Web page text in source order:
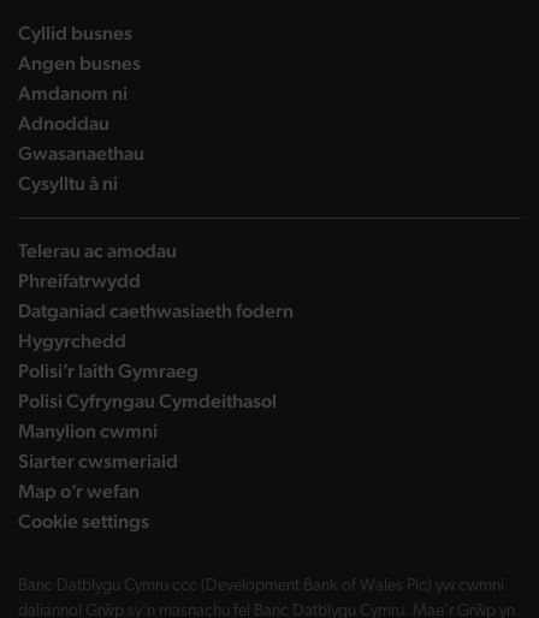
Cyllid busneslanding page
Angen busneslanding page
Amdanom ni
Adnoddau
Gwasanaethau
Cysylltu â ni
Telerau ac amodau
Phreifatrwydd
Datganiad caethwasiaeth fodern
Hygyrchedd
Polisi’r Iaith Gymraeg
Polisi Cyfryngau Cymdeithasol
Manylion cwmni
Siarter cwsmeriaid
Map o’r wefan
Cookie settings
Banc Datblygu Cymru ccc (Development Bank of Wales Plc) yw cwmni
daliannol Grŵp sy'n masnachu fel Banc Datblygu Cymru. Mae'r Grŵp yn